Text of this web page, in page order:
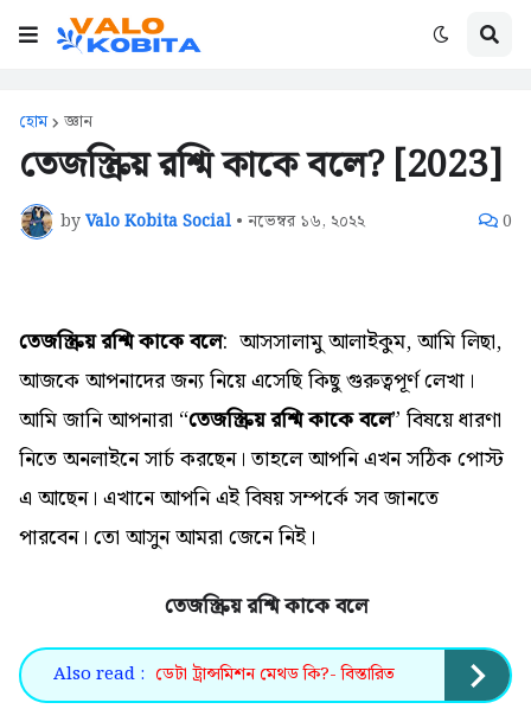
হোম জ্ঞান
তেজস্ক্রিয় রশ্মি কাকে বলে? [2023]
byValo Kobita Social • নভেম্বর ১৬, ২০২২ 0
তেজস্ক্রিয় রশ্মি কাকে বলে: আসসালামু আলাইকুম,আমি লিছা,
আজকে আপনাদের জন্য নিয়ে এসেছি কিছু গুরুত্বপূর্ণ লেখা।
আমি জানি আপনারা “তেজস্ক্রিয় রশ্মি কাকে বলে” বিষয়ে ধারণা
নিতে অনলাইনে সার্চ করছেন। তাহলে আপনি এখন সঠিক পোস্ট
এ আছেন। এখানে আপনি এই বিষয় সম্পর্কে সব জানতে
পারবেন। তো আসুন আমরা জেনে নিই।
তেজস্ক্রিয় রশ্মি কাকে বলে
Also read : ডেটা ট্রান্সমিশন মেথড কি?- বিস্তারিত